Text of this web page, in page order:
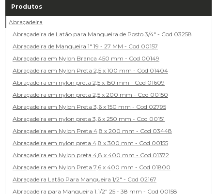
Produtos
Abraçadeira
Abraçadeira de Latão para Mangueira de Posto 3/4" - Cod 03258
Abracadeira de Mangueira 1" 19 - 27 MM - Cod 00157
Abraçadeira em Nylon Branca 450 mm - Cod 00149
Abraçadeira em Nylon Preta 2,5 x 100 mm - Cod 01404
Abraçadeira em nylon preta 2,5 x 150 mm - Cod 01609
Abraçadeira em nylon preta 2,5 x 200 mm - Cod 00150
Abraçadeira em Nylon Preta 3,6 x 150 mm - Cod 02795
Abraçadeira em nylon preta 3,6 x 250 mm - Cod 00151
Abraçadeira em Nylon Preta 4,8 x 200 mm - Cod 03448
Abraçadeira em nylon preta 4,8 x 300 mm - Cod 00155
Abraçadeira em Nylon preta 4,8 x 400 mm - Cod 01372
Abraçadeira em Nylon Preta 7,6 x 400 mm - Cod 01800
Abraçadeira Latão Para Mangueira 1/2" - Cod 02167
Abracadeira para Mangueira 1.1/2" 25 - 38 mm - Cod 00158